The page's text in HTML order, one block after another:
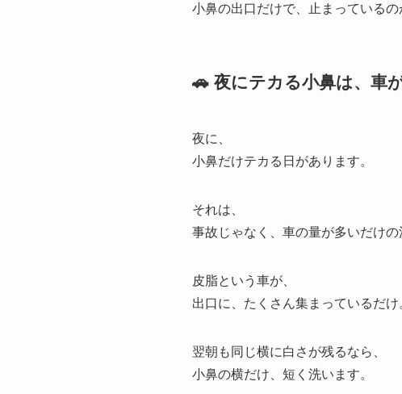
小鼻の出口だけで、止まっているの
🚗 夜にテカる小鼻は、車
夜に、
小鼻だけテカる日があります。
それは、
事故じゃなく、車の量が多いだけの
皮脂という車が、
出口に、たくさん集まっているだけ
翌朝も同じ横に白さが残るなら、
小鼻の横だけ、短く洗います。